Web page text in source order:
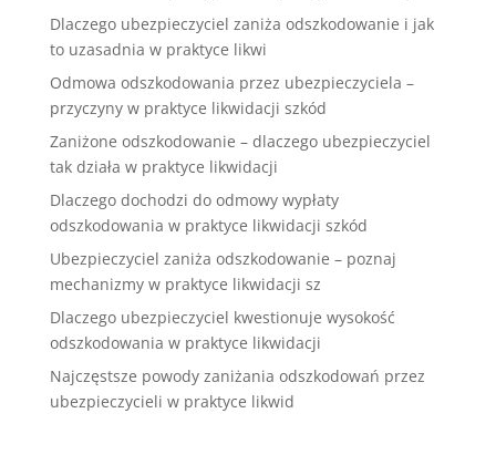
Dlaczego ubezpieczyciel zaniża odszkodowanie i jak
to uzasadnia w praktyce likwi
Odmowa odszkodowania przez ubezpieczyciela –
przyczyny w praktyce likwidacji szkód
Zaniżone odszkodowanie – dlaczego ubezpieczyciel
tak działa w praktyce likwidacji
Dlaczego dochodzi do odmowy wypłaty
odszkodowania w praktyce likwidacji szkód
Ubezpieczyciel zaniża odszkodowanie – poznaj
mechanizmy w praktyce likwidacji sz
Dlaczego ubezpieczyciel kwestionuje wysokość
odszkodowania w praktyce likwidacji
Najczęstsze powody zaniżania odszkodowań przez
ubezpieczycieli w praktyce likwid